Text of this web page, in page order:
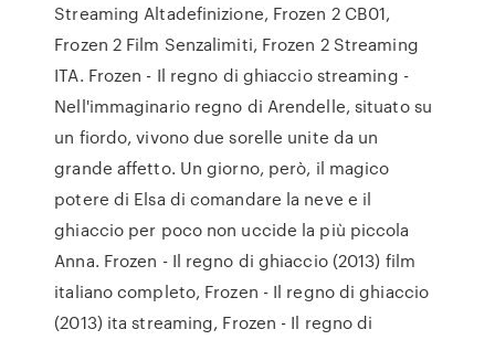
Streaming Altadefinizione, Frozen 2 CB01,
Frozen 2 Film Senzalimiti, Frozen 2 Streaming
ITA. Frozen - Il regno di ghiaccio streaming -
Nell'immaginario regno di Arendelle, situato su
un fiordo, vivono due sorelle unite da un
grande affetto. Un giorno, però, il magico
potere di Elsa di comandare la neve e il
ghiaccio per poco non uccide la più piccola
Anna. Frozen - Il regno di ghiaccio (2013) film
italiano completo, Frozen - Il regno di ghiaccio
(2013) ita streaming, Frozen - Il regno di